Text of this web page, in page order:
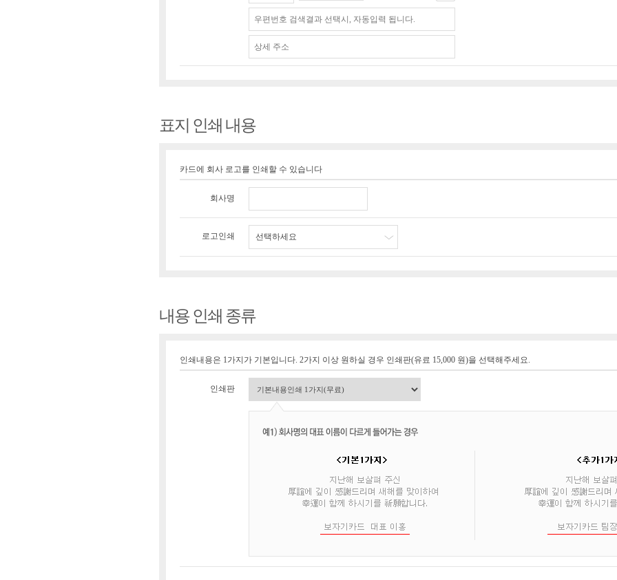
표지 인쇄 내용
카드에 회사 로고를 인쇄할 수 있습니다
회사명
로고인쇄 선택하세요
내용 인쇄 종류
인쇄내용은 1가지가 기본입니다. 2가지 이상 원하실 경우 인쇄판(유료 15,000 원)을 선택해주세요.
인쇄판